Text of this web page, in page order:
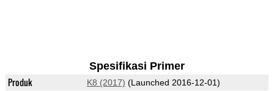
Spesifikasi Primer
Produk K8 (2017) (Launched 2016-12-01)